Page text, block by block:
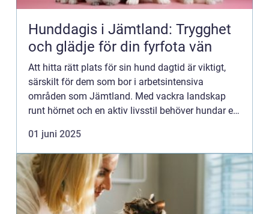
Hunddagis i Jämtland: Trygghet
och glädje för din fyrfota vän
Att hitta rätt plats för sin hund dagtid är viktigt,
särskilt för dem som bor i arbetsintensiva
områden som Jämtland. Med vackra landskap
runt hörnet och en aktiv livsstil behöver hundar en
01 juni 2025